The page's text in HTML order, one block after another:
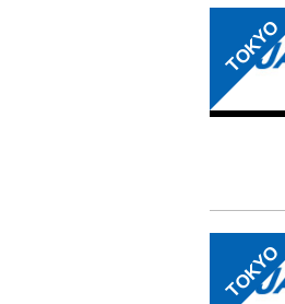
TOKYO
TOKYO